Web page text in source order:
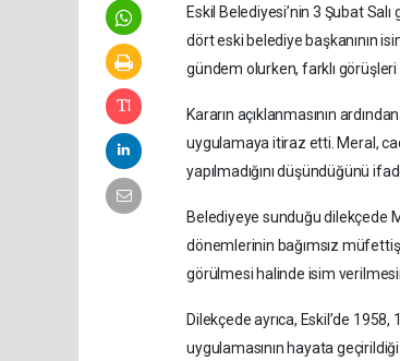
Eskil Belediyesi’nin 3 Şubat
dört eski belediye başkanının
gündem olurken, farklı
Kararın açıklanmasının
uygulamaya itiraz etti. Meral,
yapılmadığını düşündüğünü
Belediyeye sunduğu dilekçede
dönemlerinin bağımsız
görülmesi halinde isim
Dilekçede ayrıca, Eskil’de 1958,
uygulamasının hayata